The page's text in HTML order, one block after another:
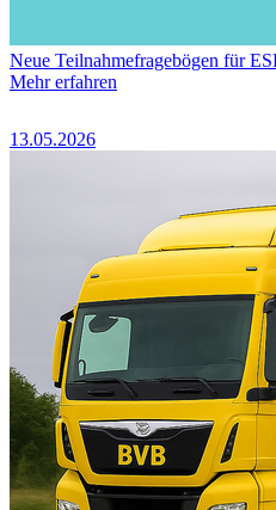
Neue Teilnahmefragebögen für
Mehr erfahren
13.05.2026